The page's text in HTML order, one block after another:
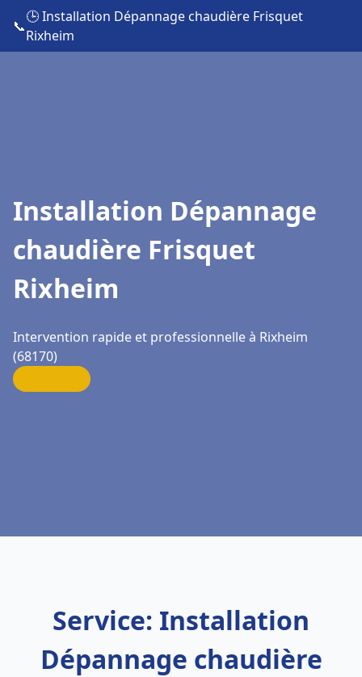
📞
🕒 Installation Dépannage chaudière Frisquet
Rixheim
Installation Dépannage
chaudière Frisquet
Rixheim
Intervention rapide et professionnelle à Rixheim
(68170)
Service: Installation
Dépannage chaudière